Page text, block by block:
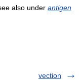
also under antigen
vection